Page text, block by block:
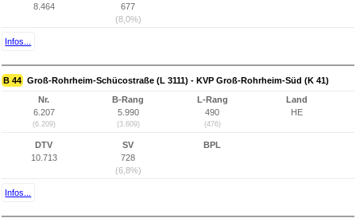
8.464
677
(8,0%)
Infos...
B 44 Groß-Rohrheim-Schücostraße (L 3111) - KVP Groß-Rohrheim-Süd (K 41)
Nr.
6.207
(6.209)
B-Rang
5.990
(3.609)
L-Rang
490
(476)
Land
HE
DTV
10.713
SV
728
(6,8%)
BPL
Infos...